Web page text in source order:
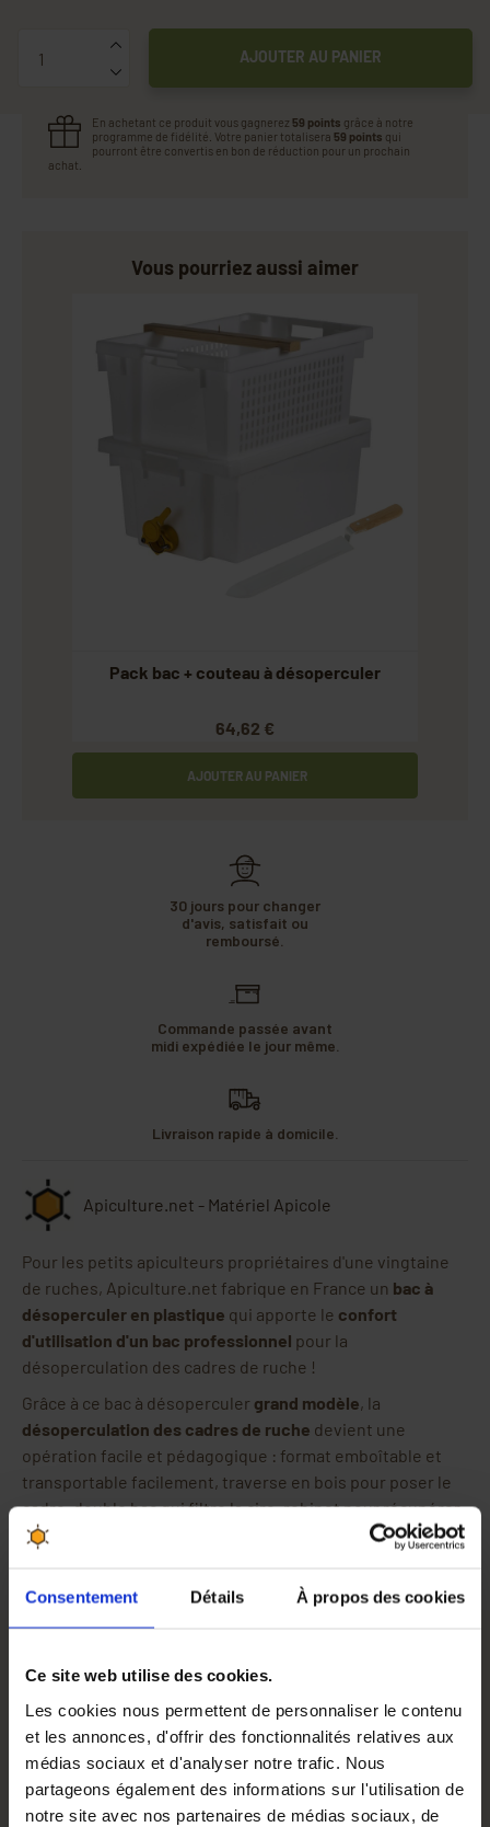
Consentement Détails À propos des cookies
Ce site web utilise des cookies.
Les cookies nous permettent de personnaliser le contenu
et les annonces, d'offrir des fonctionnalités relatives aux
médias sociaux et d'analyser notre trafic. Nous
partageons également des informations sur l'utilisation de
notre site avec nos partenaires de médias sociaux, de
AJOUTER AU PANIER
En achetant ce produit vous gagnerez 59 points grâce à notre
programme de fidélité. Votre panier totalisera 59 points qui
pourront être convertis en bon de réduction pour un prochain
achat.
Vous pourriez aussi aimer
Pack bac + couteau à désoperculer
64,62 €
AJOUTER AU PANIER
30 jours pour changer
d'avis, satisfait ou
remboursé.
Commande passée avant
midi expédiée le jour même.
Livraison rapide à domicile.
Apiculture.net - Matériel Apicole
Pour les petits apiculteurs propriétaires d'une vingtaine
de ruches, Apiculture.net fabrique en France un bac à
désoperculer en plastique qui apporte le confort
d'utilisation d'un bac professionnel pour la
désoperculation des cadres de ruche !
Grâce à ce bac à désoperculer grand modèle, la
désoperculation des cadres de ruche devient une
opération facile et pédagogique : format emboîtable et
transportable facilement, traverse en bois pour poser le
cadre, double bac qui filtre la cire, robinet pour récupérer
le miel.
bac à désoperculer grand modèle
nos soins pour recueillir le miel qui s'écoule lors de la
désoperculation des cadres. Son
(hauteur emboîtable 300 mm) est très pratique pour le